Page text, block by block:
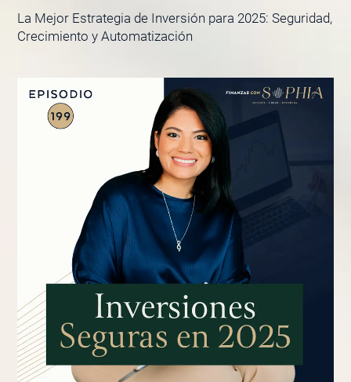
La Mejor Estrategia de Inversión para 2025: Seguridad,
Crecimiento y Automatización